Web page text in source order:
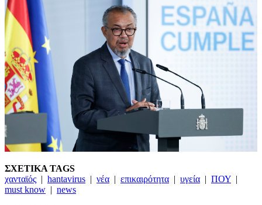
ΣΧΕΤΙΚΑ TAGS
χανταϊός | hantavirus | νέα | επικαιρότητα | υγεία | ΠΟΥ |
must know | news